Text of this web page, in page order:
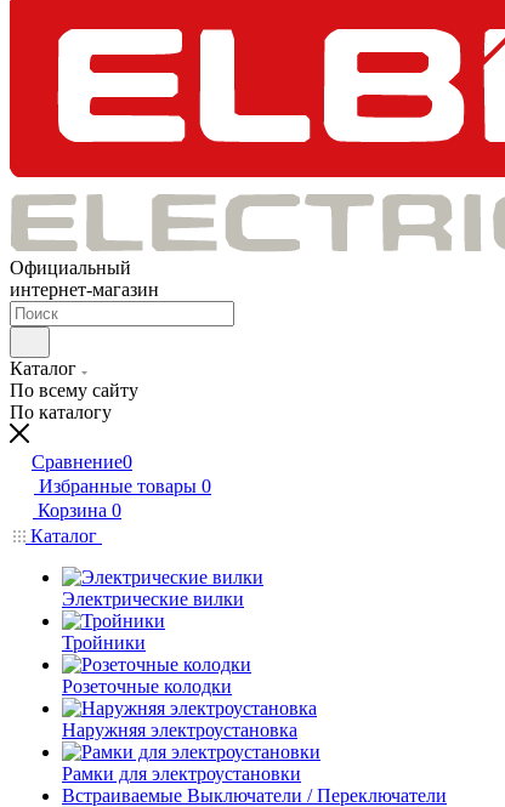
Официальный
интернет-магазин
Каталог
По всему сайту
По каталогу
Сравнение0
Избранные товары 0
Корзина 0
Каталог
Электрические вилки
Тройники
Розеточные колодки
Наружняя электроустановка
Рамки для электроустановки
Встраиваемые Выключатели / Переключатели